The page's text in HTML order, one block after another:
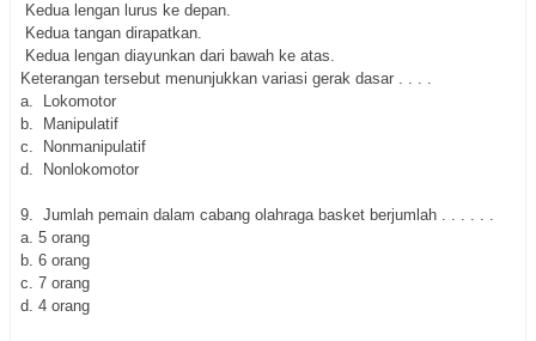
Kedua lengan lurus ke depan.
Kedua tangan dirapatkan.
Kedua lengan diayunkan dari bawah ke atas.
Keterangan tersebut menunjukkan variasi gerak dasar . . . .
a. Lokomotor
b. Manipulatif
c. Nonmanipulatif
d. Nonlokomotor
9. Jumlah pemain dalam cabang olahraga basket berjumlah . . . . . .
a. 5 orang
b. 6 orang
c. 7 orang
d. 4 orang